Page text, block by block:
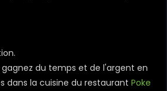
du temps et de l'argent en
dans la cuisine du restaurant Poke